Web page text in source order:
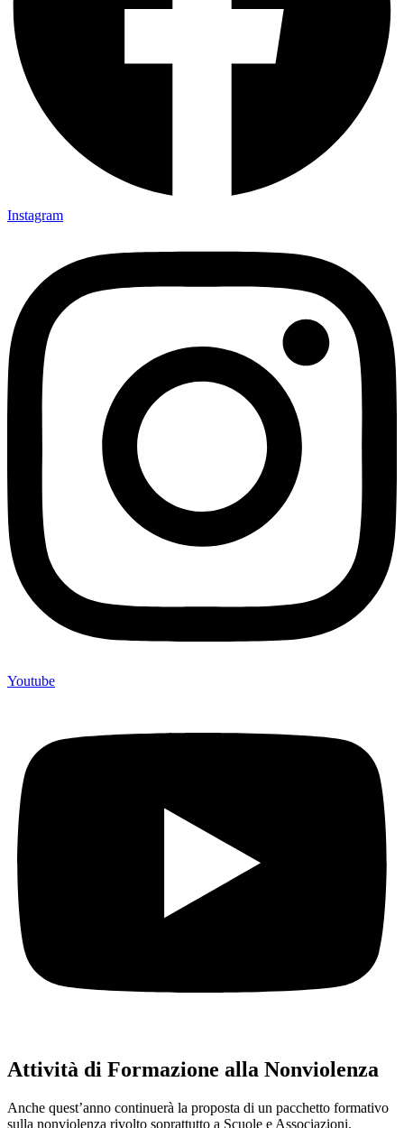
Instagram
Youtube
Attività di Formazione alla Nonviolenza
Anche quest’anno continuerà la proposta di un pacchetto formativo
sulla nonviolenza rivolto soprattutto a Scuole e Associazioni.